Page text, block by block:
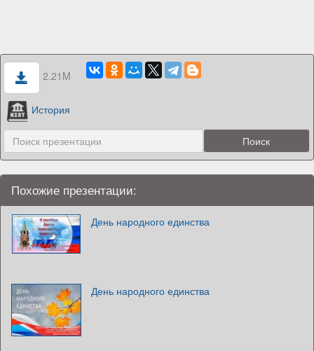
2.21M
История
Похожие презентации:
День народного единства
День народного единства